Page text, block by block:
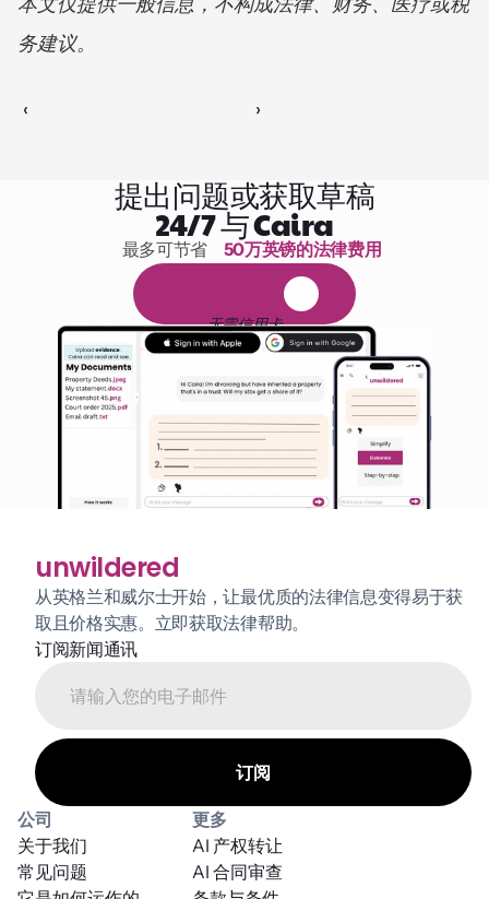
务建议。
‹ ›
提出问题或获取草稿
24/7 与 Caira
1,000小时的阅读
最多可节省 50万英镑的法律费用
无需信用卡
unwildered
从英格兰和威尔士开始，让最优质的法律信息变得易于获
取且价格实惠。立即获取法律帮助。
订阅新闻通讯
公司
关于我们
常见问题
更多
AI 合同审查
AI 产权转让